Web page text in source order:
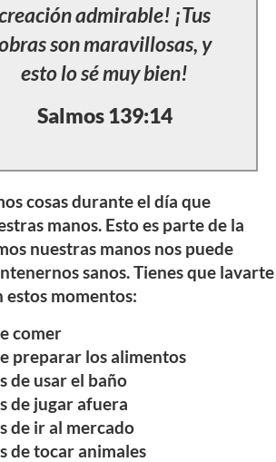
admirable! ¡Tus
son maravillosas, y
esto lo sé muy bien!
Salmos 139:14
cosas durante el día que
manos. Esto es parte de la
nuestras manos nos puede
sanos. Tienes que lavarte
estos momentos:
comer
preparar los alimentos
de usar el baño
de jugar afuera
de ir al mercado
de tocar animales